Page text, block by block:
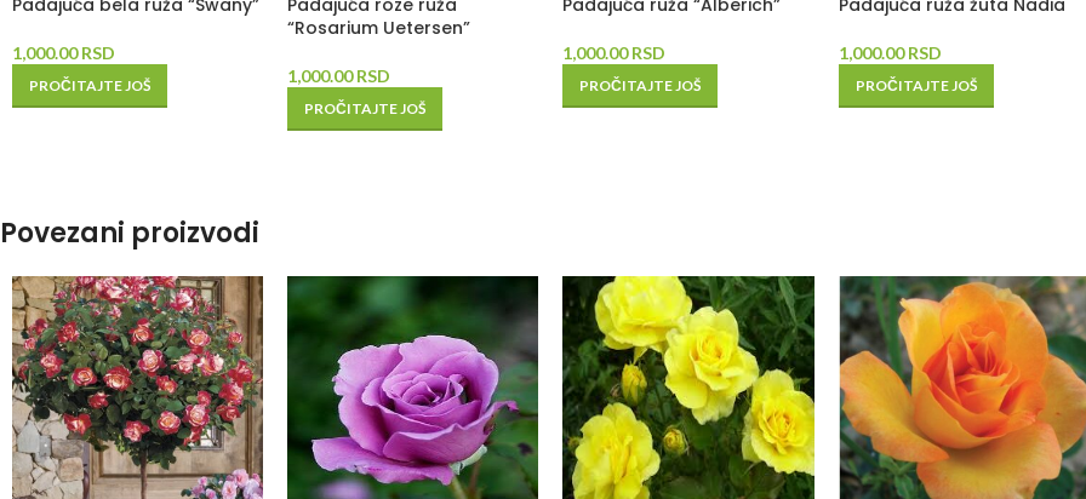
Padajuća bela ruža “Swany”
1,000.00RSD
PROČITAJTE JOŠ
Padajuća roze ruža
“Rosarium Uetersen”
1,000.00RSD
PROČITAJTE JOŠ
Padajuća ruža “Alberich”
1,000.00RSD
PROČITAJTE JOŠ
Padajuća ruža žuta Nadia
1,000.00RSD
PROČITAJTE JOŠ
Povezani proizvodi